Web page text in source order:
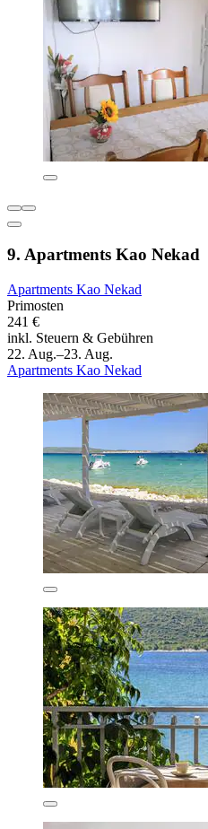
9. Apartments Kao Nekad
Apartments Kao Nekad
Primosten
241 €
inkl. Steuern & Gebühren
22. Aug.–23. Aug.
Apartments Kao Nekad